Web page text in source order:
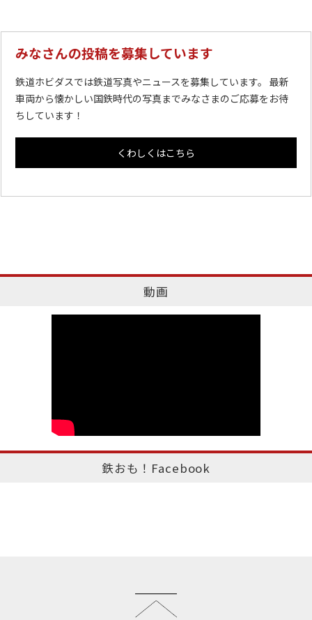
みなさんの投稿を募集しています
鉄道ホビダスでは鉄道写真やニュースを募集しています。 最新
車両から懐かしい国鉄時代の写真までみなさまのご応募をお待
ちしています！
くわしくはこちら
動画
鉄おも！Facebook